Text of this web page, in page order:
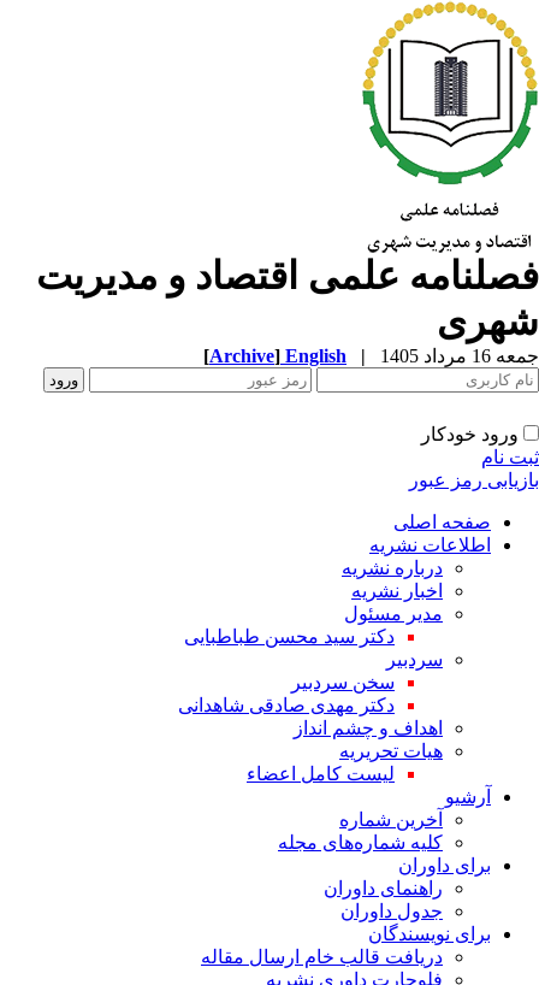
علمی اقتصاد و مدیریت
مرداد 1405 |
English
[Archive]
ورود خودکار
نام
رمز عبور
صفحه اصلی
اطلاعات نشریه
درباره نشریه
اخبار نشریه
مدیر مسئول
دکتر سید محسن طباطبایی
سردبیر
سخن سردبیر
دکتر مهدی صادقی شاهدانی
اهداف و چشم انداز
هیات تحریریه
لیست کامل اعضاء
آرشیو
آخرین شماره
کلیه شماره‌های مجله
برای داوران
راهنمای داوران
جدول داوران
برای نویسندگان
دریافت قالب خام ارسال مقاله
فلوچارت داوری نشریه